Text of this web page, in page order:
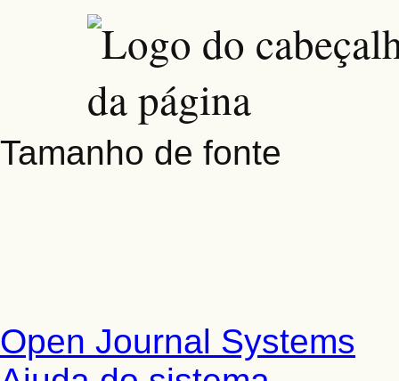
Tamanho de fonte
Open Journal Systems